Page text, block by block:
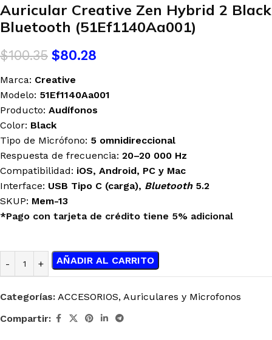
Auricular Creative Zen Hybrid 2 Black
Bluetooth (51Ef1140Aa001)
$100.35 $80.28
Marca: Creative
Modelo: 51Ef1140Aa001
Producto: Audífonos
Color: Black
Tipo de Micrófono: 5 omnidireccional
Respuesta de frecuencia: 20–20 000 Hz
Compatibilidad: iOS, Android, PC y Mac
Interface: USB Tipo C (carga), Bluetooth5.2
SKUP: Mem-13
*Pago con tarjeta de crédito tiene 5% adicional
AÑADIR AL CARRITO
Categorías: ACCESORIOS, Auriculares y Microfonos
Compartir: